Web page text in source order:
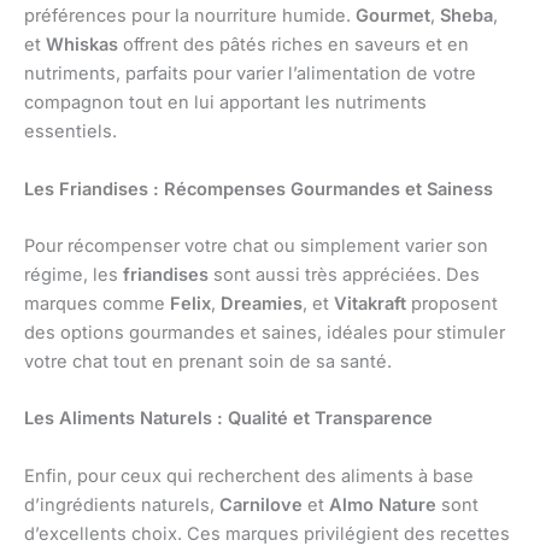
préférences pour la nourriture humide. Gourmet, Sheba,
et Whiskas offrent des pâtés riches en saveurs et en
nutriments, parfaits pour varier l’alimentation de votre
compagnon tout en lui apportant les nutriments
essentiels.
Les Friandises : Récompenses Gourmandes et Sainess
Pour récompenser votre chat ou simplement varier son
régime, les friandises sont aussi très appréciées. Des
marques comme Felix, Dreamies, et Vitakraft proposent
des options gourmandes et saines, idéales pour stimuler
votre chat tout en prenant soin de sa santé.
Les Aliments Naturels : Qualité et Transparence
Enfin, pour ceux qui recherchent des aliments à base
d’ingrédients naturels, Carnilove et Almo Nature sont
d’excellents choix. Ces marques privilégient des recettes